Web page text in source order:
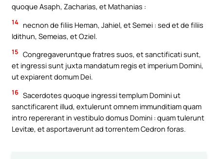
quoque Asaph, Zacharias, et Mathanias :
14 necnon de filiis Heman, Jahiel, et Semei : sed et de filiis
Idithun, Semeias, et Oziel.
15 Congregaveruntque fratres suos, et sanctificati sunt,
et ingressi sunt juxta mandatum regis et imperium Domini,
ut expiarent domum Dei.
16 Sacerdotes quoque ingressi templum Domini ut
sanctificarent illud, extulerunt omnem immunditiam quam
intro repererant in vestibulo domus Domini : quam tulerunt
Levitæ, et asportaverunt ad torrentem Cedron foras.